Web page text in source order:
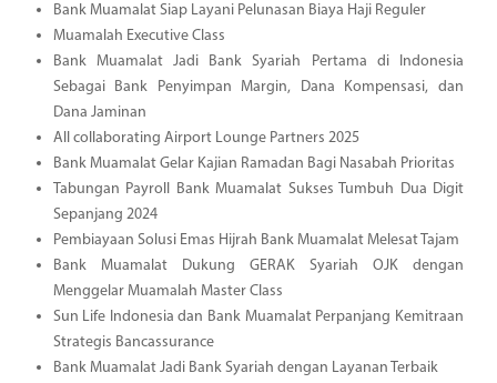
Bank Muamalat Siap Layani Pelunasan Biaya Haji Reguler
Muamalah Executive Class
Bank Muamalat Jadi Bank Syariah Pertama di Indonesia
Sebagai Bank Penyimpan Margin, Dana Kompensasi, dan
Dana Jaminan
All collaborating Airport Lounge Partners 2025
Bank Muamalat Gelar Kajian Ramadan Bagi Nasabah Prioritas
Tabungan Payroll Bank Muamalat Sukses Tumbuh Dua Digit
Sepanjang 2024
Pembiayaan Solusi Emas Hijrah Bank Muamalat Melesat Tajam
Bank Muamalat Dukung GERAK Syariah OJK dengan
Menggelar Muamalah Master Class
Sun Life Indonesia dan Bank Muamalat Perpanjang Kemitraan
Strategis Bancassurance
Bank Muamalat Jadi Bank Syariah dengan Layanan Terbaik